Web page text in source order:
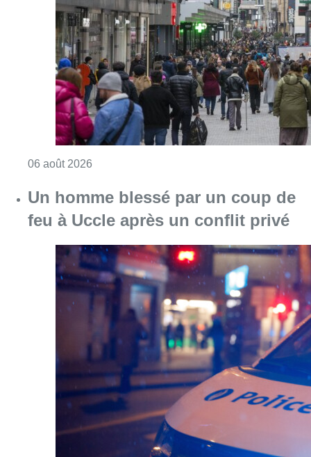
06 août 2026
Un homme blessé par un coup de
feu à Uccle après un conflit privé